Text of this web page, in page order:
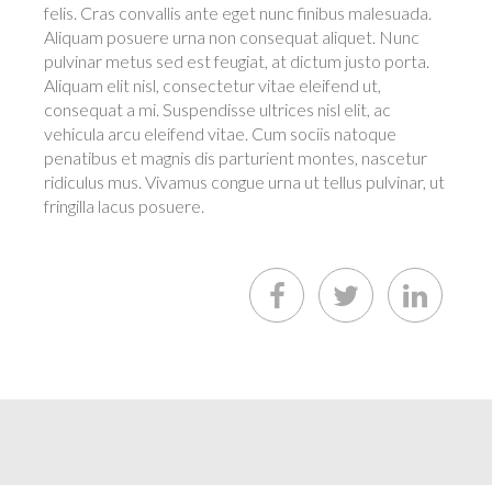
felis. Cras convallis ante eget nunc finibus malesuada.
Aliquam posuere urna non consequat aliquet. Nunc
pulvinar metus sed est feugiat, at dictum justo porta.
Aliquam elit nisl, consectetur vitae eleifend ut,
consequat a mi. Suspendisse ultrices nisl elit, ac
vehicula arcu eleifend vitae. Cum sociis natoque
penatibus et magnis dis parturient montes, nascetur
ridiculus mus. Vivamus congue urna ut tellus pulvinar, ut
fringilla lacus posuere.